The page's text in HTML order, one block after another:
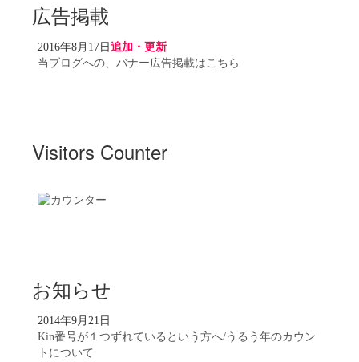
広告掲載
2016年8月17日 追加・更新
当ブログへの、バナー広告掲載はこちら
Visitors Counter
お知らせ
2014年9月21日
Kin番号が１つずれているという方へ/うるう年のカウン
トについて